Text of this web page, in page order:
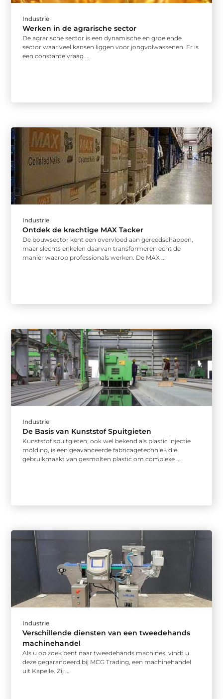
Industrie
Werken in de agrarische sector
De agrarische sector is een dynamische en groeiende
sector waar veel kansen liggen voor jongvolwassenen. Er is
een constante vraag ...
Industrie
Ontdek de krachtige MAX Tacker
De bouwsector kent een overvloed aan gereedschappen,
maar slechts enkelen daarvan transformeren echt de
manier waarop professionals werken. De MAX ...
Industrie
De Basis van Kunststof Spuitgieten
Kunststof spuitgieten, ook wel bekend als plastic injectie
molding, is een geavanceerde fabricagetechniek die
gebruikmaakt van gesmolten plastic om complexe ...
Industrie
Verschillende diensten van een tweedehands
machinehandel
Als u op zoek bent naar tweedehands machines, vindt u
deze gegarandeerd bij MCG Trading, een machinehandel
uit Kapelle. Zij ...